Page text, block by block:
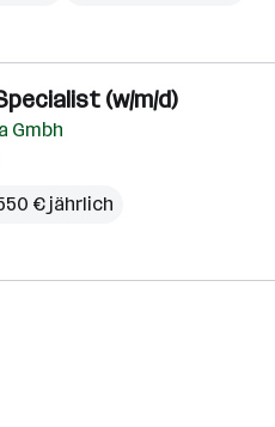
(w/m/d)
Gmbh
€ jährlich